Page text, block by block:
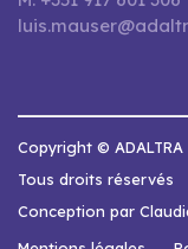
Copyright © ADALTRA
Tous droits réservés
Conception par